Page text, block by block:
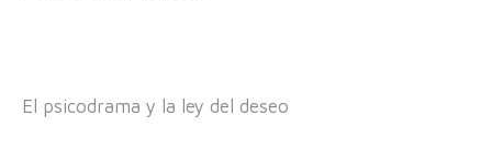
El psicodrama y la ley del deseo